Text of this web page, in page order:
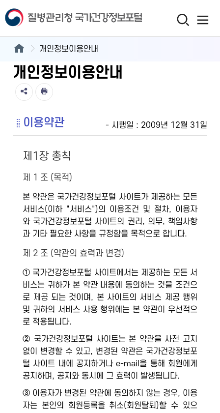
개인정보이용안내
개인정보이용안내
- 시행일 : 2009년 12월 31일
이용약관
제1장 총칙
제 1 조 (목적)
본 약관은 국가건강정보포털 사이트가 제공하는 모든
서비스(이하 "서비스")의 이용조건 및 절차, 이용자
와 국가건강정보포털 사이트의 권리, 의무, 책임사항
과 기타 필요한 사항을 규정함을 목적으로 합니다.
제 2 조 (약관의 효력과 변경)
① 국가건강정보포털 사이트에서는 제공하는 모든 서
비스는 귀하가 본 약관 내용에 동의하는 것을 조건으
로 제공 되는 것이며, 본 사이트의 서비스 제공 행위
및 귀하의 서비스 사용 행위에는 본 약관이 우선적으
로 적용됩니다.
② 국가건강정보포털 사이트는 본 약관을 사전 고지
없이 변경할 수 있고, 변경된 약관은 국가건강정보포
털 사이트 내에 공지하거나 e-mail을 통해 회원에게
공지하며, 공지와 동시에 그 효력이 발생됩니다.
③ 이용자가 변경된 약관에 동의하지 않는 경우, 이용
자는 본인의 회원등록을 취소(회원탈퇴)할 수 있으